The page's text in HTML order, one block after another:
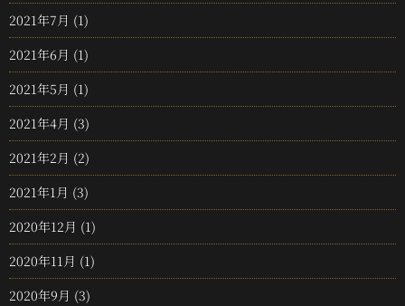
2021年7月 (1)
2021年6月 (1)
2021年5月 (1)
2021年4月 (3)
2021年2月 (2)
2021年1月 (3)
2020年12月 (1)
2020年11月 (1)
2020年9月 (3)